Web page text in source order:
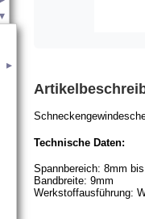
Technische Daten:
Spannbereich: 8mm
Bandbreite: 9mm
Werkstoffausführung: